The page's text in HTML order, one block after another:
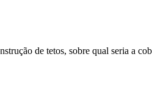
de tetos, sobre qual seria a